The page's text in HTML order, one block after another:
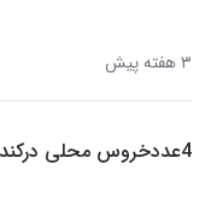
۳ هفته پیش
4عددخروس محلی درکندر